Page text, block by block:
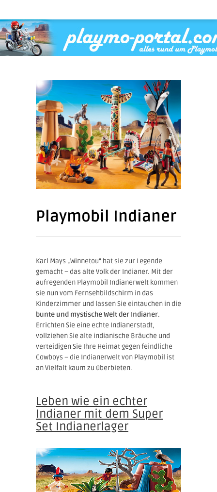
Playmobil Indianer
Karl Mays „Winnetou“ hat sie zur Legende
gemacht – das alte Volk der Indianer. Mit der
aufregenden Playmobil Indianerwelt kommen
sie nun vom Fernsehbildschirm in das
Kinderzimmer und lassen Sie eintauchen in die
bunte und mystische Welt der Indianer.
Errichten Sie eine echte Indianerstadt,
vollziehen Sie alte indianische Bräuche und
verteidigen Sie Ihre Heimat gegen feindliche
Cowboys – die Indianerwelt von Playmobil ist
an Vielfalt kaum zu überbieten.
Leben wie ein echter
Indianer mit dem Super
Set Indianerlager